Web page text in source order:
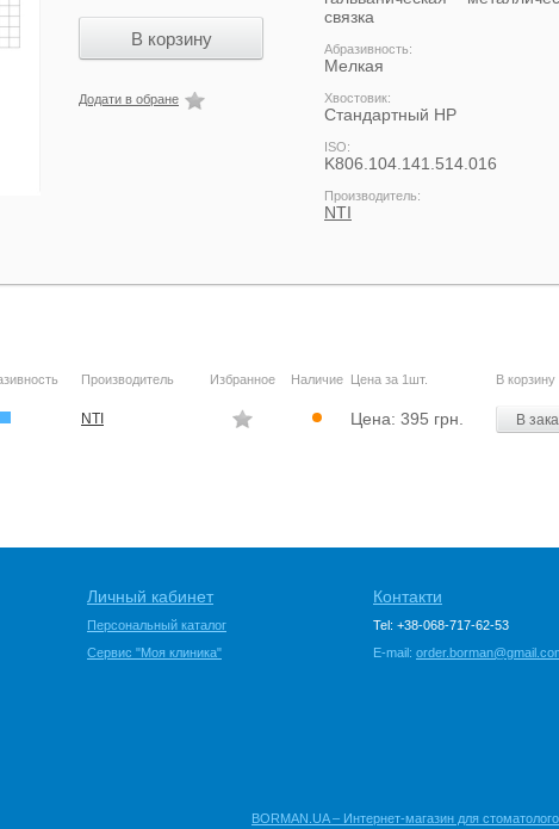
Додати в обране
связка
Абразивность:
Мелкая
Хвостовик:
Cтандартный HP
ISO:
K806.104.141.514.016
Производитель:
NTI
Производитель Избранное Наличие Цена за 1шт. В корзину
NTI Цена: 395 грн. В
Личный кабинет
Персональный каталог
Сервис "Моя клиника"
Контакти
Tel: +38-068-717-62-53
E-mail:
BORMAN.UA – Интернет-магазин для